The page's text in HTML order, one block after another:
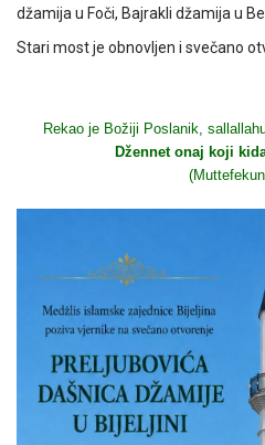
džamija u Foči, Bajrakli džamija u
Stari most je obnovljen i svečano
Rekao je Božiji Poslanik,
Džennet onaj koji